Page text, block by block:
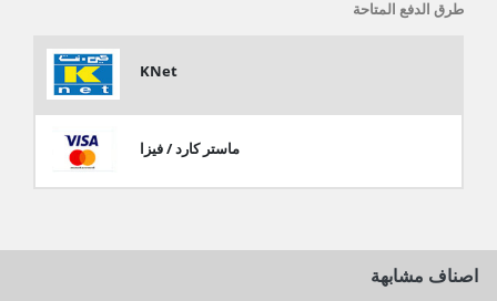
طرق الدفع المتاحة
KNet
ماستر كارد / فيزا
اصناف مشابهة